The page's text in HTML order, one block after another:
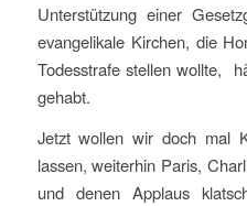
Unterstützung einer
evangelikale Kirchen, die
Todesstrafe stellen wollte,
gehabt.
Jetzt wollen wir doch mal
lassen, weiterhin Paris,
und denen Applaus